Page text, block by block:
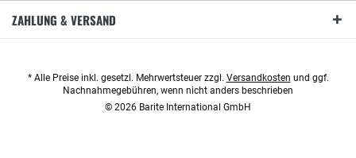
ZAHLUNG & VERSAND
* Alle Preise inkl. gesetzl. Mehrwertsteuer zzgl. Versandkosten und ggf.
Nachnahmegebühren, wenn nicht anders beschrieben
© 2026 Barite International GmbH